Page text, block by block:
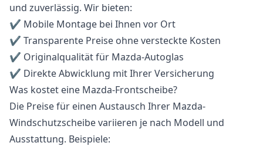
und zuverlässig. Wir bieten:
✔ Mobile Montage bei Ihnen vor Ort
✔ Transparente Preise ohne versteckte Kosten
✔ Originalqualität für Mazda-Autoglas
✔ Direkte Abwicklung mit Ihrer Versicherung
Was kostet eine Mazda-Frontscheibe?
Die Preise für einen Austausch Ihrer Mazda-
Windschutzscheibe variieren je nach Modell und
Ausstattung. Beispiele: